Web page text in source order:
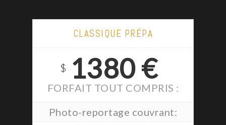
CLASSIQUE PRÉPA
$1380 €
FORFAIT TOUT COMPRIS :
Photo-reportage couvrant: